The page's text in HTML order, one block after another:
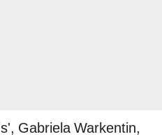
Gabriela Warkentin,